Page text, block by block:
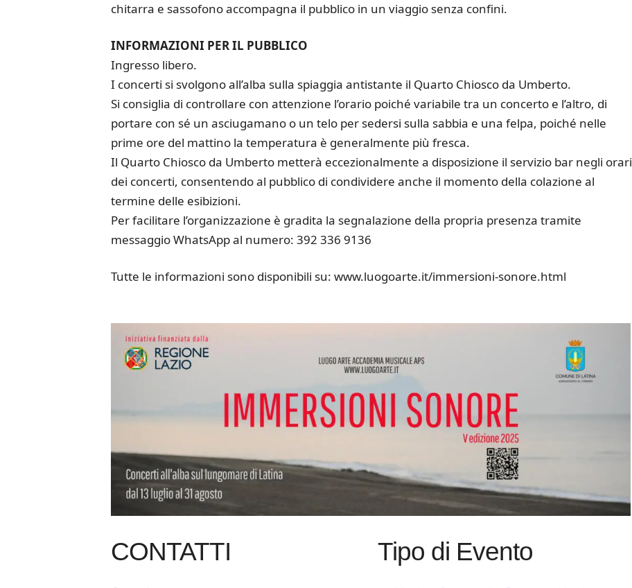
chitarra e sassofono accompagna il pubblico in un viaggio senza confini.
INFORMAZIONI PER IL PUBBLICO
Ingresso libero.
I concerti si svolgono all’alba sulla spiaggia antistante il Quarto Chiosco da Umberto.
Si consiglia di controllare con attenzione l’orario poiché variabile tra un concerto e l’altro, di
portare con sé un asciugamano o un telo per sedersi sulla sabbia e una felpa, poiché nelle
prime ore del mattino la temperatura è generalmente più fresca.
Il Quarto Chiosco da Umberto metterà eccezionalmente a disposizione il servizio bar negli orari
dei concerti, consentendo al pubblico di condividere anche il momento della colazione al
termine delle esibizioni.
Per facilitare l’organizzazione è gradita la segnalazione della propria presenza tramite
messaggio WhatsApp al numero: 392 336 9136
Tutte le informazioni sono disponibili su: www.luogoarte.it/immersioni-sonore.html
CONTATTI Tipo di Evento